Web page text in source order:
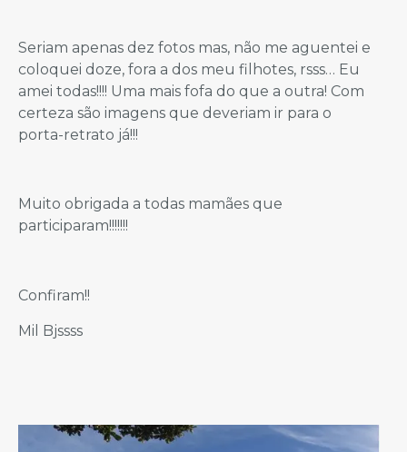
Seriam apenas dez fotos mas, não me aguentei e
coloquei doze, fora a dos meu filhotes, rsss… Eu
amei todas!!!! Uma mais fofa do que a outra! Com
certeza são imagens que deveriam ir para o
porta-retrato já!!!
Muito obrigada a todas mamães que
participaram!!!!!!!
Confiram!!
Mil Bjssss